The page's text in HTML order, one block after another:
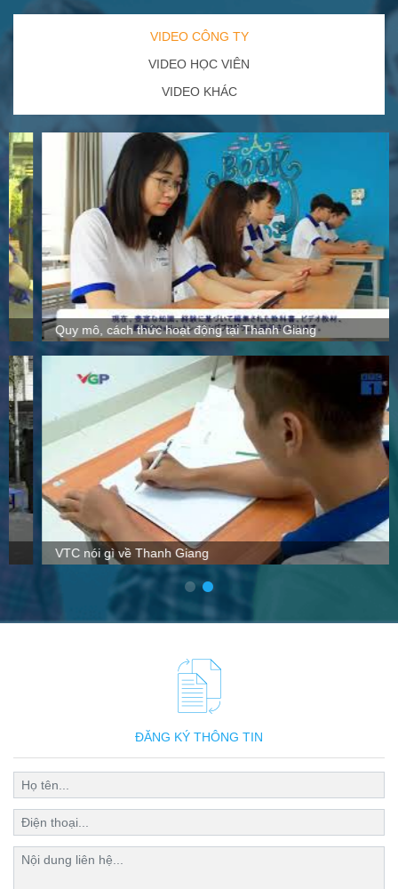
VIDEO CÔNG TY
VIDEO HỌC VIÊN
VIDEO KHÁC
Quy mô, cách thức hoạt động tại Thanh Giang
VTC nói gì về Thanh Giang
ĐĂNG KÝ THÔNG TIN